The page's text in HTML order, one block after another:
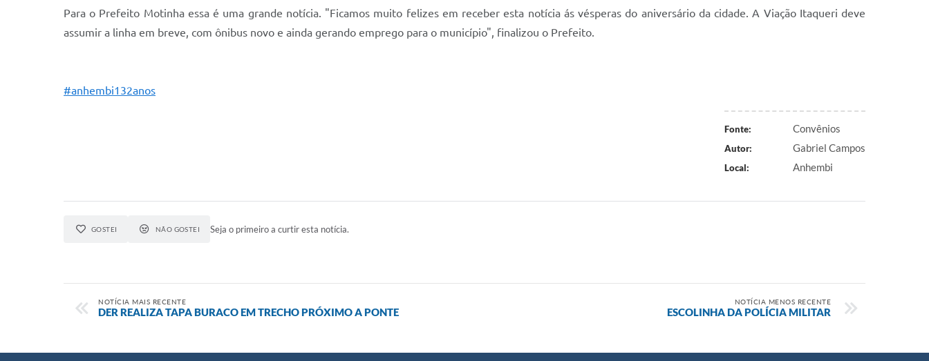
Para o Prefeito Motinha essa é uma grande notícia. "Ficamos muito felizes em receber esta notícia ás vésperas do aniversário da cidade. A Viação Itaqueri deve
assumir a linha em breve, com ônibus novo e ainda gerando emprego para o município", finalizou o Prefeito.
#anhembi132anos
Fonte: Convênios
Autor: Gabriel Campos
Local: Anhembi
GOSTEI NÃO GOSTEI Seja o primeiro a curtir esta notícia.
NOTÍCIA MAIS RECENTE
DER REALIZA TAPA BURACO EM TRECHO PRÓXIMO A PONTE
NOTÍCIA MENOS RECENTE
ESCOLINHA DA POLÍCIA MILITAR